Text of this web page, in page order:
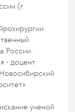
(г.
России.
- доцент
ученой